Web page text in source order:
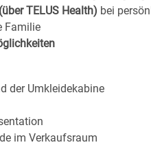
TELUS Health) bei
Familie
der Umkleidekabine
im Verkaufsraum